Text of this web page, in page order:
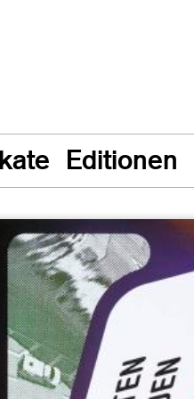
Editionen